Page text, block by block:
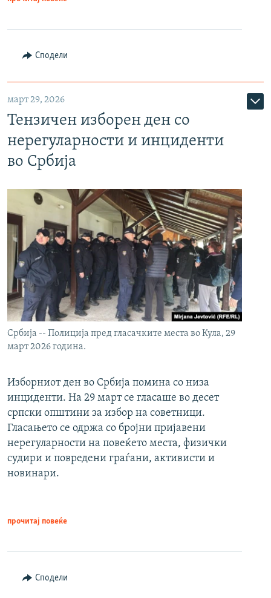
Сподели
март 29, 2026
Тензичен изборен ден со
нерегуларности и инциденти
во Србија
Србија -- Полиција пред гласачките места во Кула, 29
март 2026 година.
Изборниот ден во Србија помина со низа
инциденти. На 29 март се гласаше во десет
српски општини за избор на советници.
Гласањето се одржа со бројни пријавени
нерегуларности на повеќето места, физички
судири и повредени граѓани, активисти и
новинари.
прочитај повеќе
Сподели